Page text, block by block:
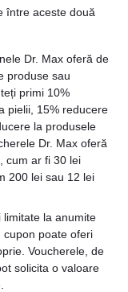
între aceste două
Dr. Max oferă de
produse sau
primi 10%
pielii, 15% reducere
la produsele
Dr. Max oferă
cum ar fi 30 lei
200 lei sau 12 lei
limitate la anumite
cupon poate oferi
Voucherele, de
solicita o valoare